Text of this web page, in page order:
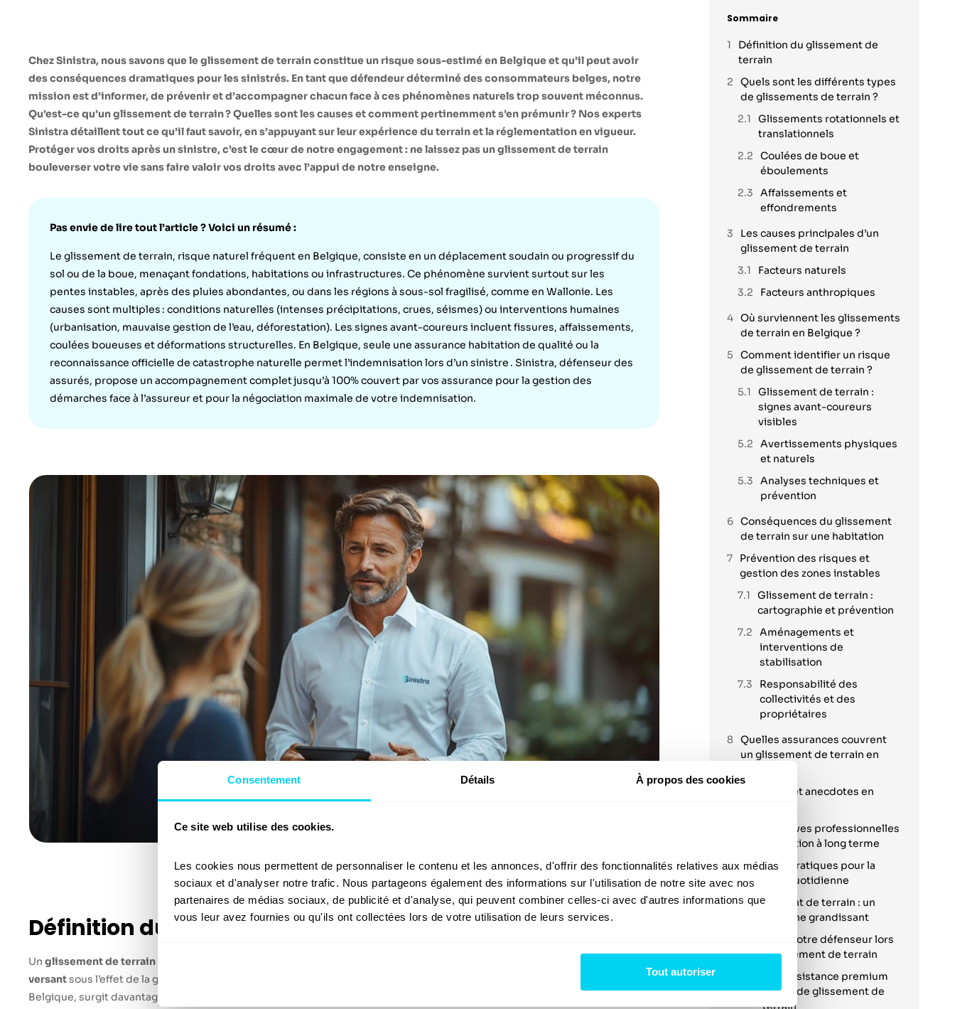
Consentement Détails À propos des cookies
Ce site web utilise des cookies.
Les cookies nous permettent de personnaliser le contenu et les annonces, d'offrir des fonctionnalités relatives aux médias
sociaux et d'analyser notre trafic. Nous partageons également des informations sur l'utilisation de notre site avec nos
partenaires de médias sociaux, de publicité et d'analyse, qui peuvent combiner celles-ci avec d'autres informations que
vous leur avez fournies ou qu'ils ont collectées lors de votre utilisation de leurs services.
Tout autoriser
Chez Sinistra, nous savons que le glissement de terrain constitue un risque sous-estimé en Belgique et qu’il peut avoir
des conséquences dramatiques pour les sinistrés. En tant que défendeur déterminé des consommateurs belges, notre
mission est d’informer, de prévenir et d’accompagner chacun face à ces phénomènes naturels trop souvent méconnus.
Qu’est-ce qu’un glissement de terrain ? Quelles sont les causes et comment pertinemment s’en prémunir ? Nos experts
Sinistra détaillent tout ce qu’il faut savoir, en s’appuyant sur leur expérience du terrain et la réglementation en vigueur.
Protéger vos droits après un sinistre, c’est le cœur de notre engagement : ne laissez pas un glissement de terrain
bouleverser votre vie sans faire valoir vos droits avec l’appui de notre enseigne.
Pas envie de lire tout l’article ? Voici un résumé :
Le glissement de terrain, risque naturel fréquent en Belgique, consiste en un déplacement soudain ou progressif du
sol ou de la boue, menaçant fondations, habitations ou infrastructures. Ce phénomène survient surtout sur les
pentes instables, après des pluies abondantes, ou dans les régions à sous-sol fragilisé, comme en Wallonie. Les
causes sont multiples : conditions naturelles (intenses précipitations, crues, séismes) ou interventions humaines
(urbanisation, mauvaise gestion de l’eau, déforestation). Les signes avant-coureurs incluent fissures, affaissements,
coulées boueuses et déformations structurelles. En Belgique, seule une assurance habitation de qualité ou la
reconnaissance officielle de catastrophe naturelle permet l’indemnisation lors d’un sinistre . Sinistra, défenseur des
assurés, propose un accompagnement complet jusqu’à 100% couvert par vos assurance pour la gestion des
démarches face à l’assureur et pour la négociation maximale de votre indemnisation.
Définition du glissement de terrain
Unglissement de terrain
versantsous l’effet de la gravité. Chez Sinistra, nous constatons que ce phénomène, véritable
Belgique, surgit davantage sur les
Sommaire
Définition du glissement de
terrain
Quels sont les différents types
de glissements de terrain ?
Glissements rotationnels et
translationnels
Coulées de boue et
éboulements
Affaissements et
effondrements
Les causes principales d’un
glissement de terrain
Facteurs naturels
Facteurs anthropiques
Où surviennent les glissements
de terrain en Belgique ?
Comment identifier un risque
de glissement de terrain ?
Glissement de terrain :
signes avant-coureurs
visibles
Avertissements physiques
et naturels
Analyses techniques et
prévention
Conséquences du glissement
de terrain sur une habitation
Prévention des risques et
gestion des zones instables
Glissement de terrain :
cartographie et prévention
Aménagements et
interventions de
stabilisation
Responsabilité des
collectivités et des
propriétaires
Quelles assurances couvrent
un glissement de terrain en
Exemples et anecdotes en
Perspectives professionnelles
et prévention à long terme
Conseils pratiques pour la
sécurité quotidienne
Glissement de terrain : un
phénomène grandissant
Sinistra : votre défenseur lors
d’un glissement de terrain
Une assistance premium
en cas de glissement de
terrain